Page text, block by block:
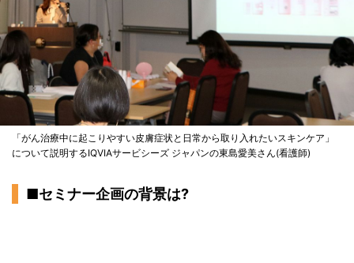
「がん治療中に起こりやすい皮膚症状と日常から取り入れたいスキンケア」
について説明するIQVIAサービシーズ ジャパンの東島愛美さん(看護師)
■セミナー企画の背景は?